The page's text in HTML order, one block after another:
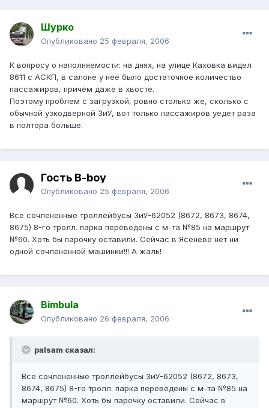
Шурко
Опубликовано 25 февраля, 2006
К вопросу о наполняемости: на днях, на улице Каховка видел
8611 с АСКП, в салоне у неё было достаточное количество
пассажиров, причём даже в хвосте.
Поэтому проблем с загрузкой, ровно столько же, сколько с
обычной узкодверной ЗиУ, вот только пассажиров уедет раза
в полтора больше.
Гость B-boy
Опубликовано 25 февраля, 2006
Все сочлененные троллейбусы ЗиУ-62052 (8672, 8673, 8674,
8675) 8-го тролл. парка переведены с м-та №85 на маршрут
№60. Хоть бы парочку оставили. Сейчас в Ясеневе нет ни
одной сочлененной машинки!!! А жаль!
Bimbula
Опубликовано 26 февраля, 2006
palsam сказал:
Все сочлененные троллейбусы ЗиУ-62052 (8672, 8673,
8674, 8675) 8-го тролл. парка переведены с м-та №85 на
маршрут №60. Хоть бы парочку оставили. Сейчас в